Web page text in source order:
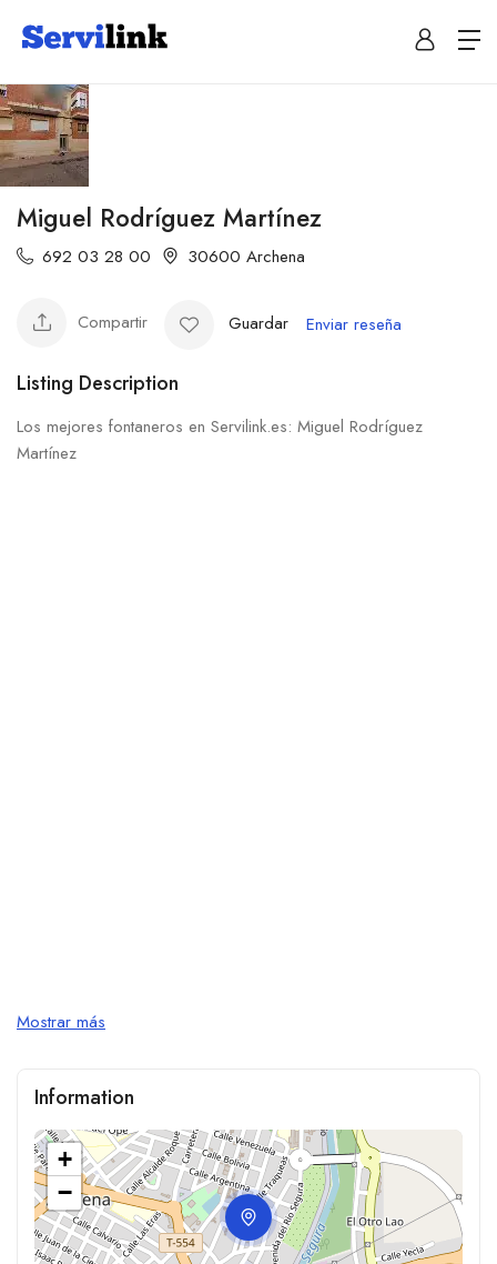
Miguel Rodríguez Martínez
692 03 28 00 30600 Archena
Compartir Guardar Enviar reseña
Listing Description
Los mejores fontaneros en Servilink.es: Miguel Rodríguez
Martínez
Mostrar más
Information
+
−